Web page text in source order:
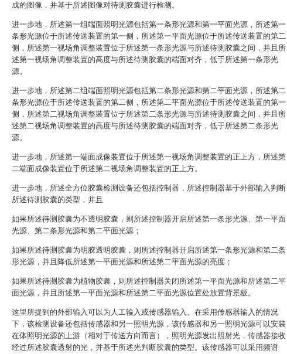
成的图像，并基于所述图像对待测胶囊进行检测。
进一步地，所述第一组端面照明光源包括第一条形光源和第一平面光源，所述第一
条形光源位于所述传送装置的第一侧，所述第一平面光源位于所述传送装置的第二
侧，所述第一视场角调整装置位于所述第一条形光源与所述待测胶囊之间，并且所
述第一视场角调整装置的高度与所述待测胶囊的端面对齐，低于所述第一条形光
源。
进一步地，所述第二组端面照明光源包括第二条形光源和第二平面光源，所述第二
条形光源位于所述传送装置的第二侧，所述第二平面光源位于所述传送装置的第一
侧，所述第二视场角调整装置位于所述第二条形光源与所述待测胶囊之间，并且所
述第二视场角调整装置的高度与所述待测胶囊的端面对齐，低于所述第二条形光
源。
进一步地，所述第一端面成像装置位于所述第一视场角调整装置的正上方，所述第
二端面成像装置位于所述第二视场角调整装置的正上方。
进一步地，所述全方位胶囊检测设备还包括控制器，所述控制器基于外部输入判断
所述待测胶囊的类型，并且
如果所述待测胶囊为不透明胶囊，则所述控制器开启所述第一条形光源、第一平面
光源、第二条形光源和第二平面光源；
如果所述待测胶囊为明胶透明胶囊，则所述控制器开启所述第一条形光源和第二条
形光源，并且降低所述第一平面光源和所述第二平面光源的亮度；
如果所述待测胶囊为植物胶囊，则所述控制器关闭所述第一平面光源和所述第二平
面光源，并且所述第一平面光源和所述第二平面光源位置处放置背景板。
这里所提到的外部输入可以为人工输入或传感器输入。在采用传感器输入的情况
下，该检测设备还包括传感器和另一照明光源，该传感器和另一照明光源可以安装
在体照明光源的上游（相对于传送方向而言），照明光源发出照射光，传感器接收
经过所述胶囊透射的光，并基于所述光判断胶囊的类型。该传感器可以采用频谱